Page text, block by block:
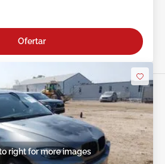
Ofertar
right for more images